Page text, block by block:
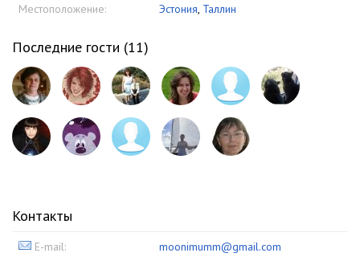
Местоположение: Эстония Таллин
Последние гости (11)
Контакты
E-mail: moonimumm@gmail.com